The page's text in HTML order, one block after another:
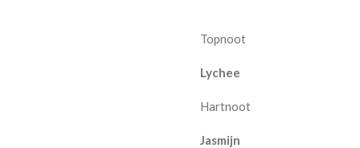
Topnoot
Lychee
Hartnoot
Jasmijn